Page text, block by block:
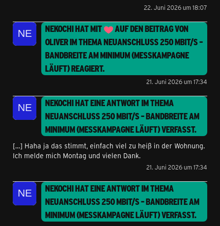
22. Juni 2026 um 18:07
NEKOCHIHAT MIT
AUF DEN BEITRAG VON
OLIVERIM THEMANEUANSCHLUSS 250 MBIT/S –
BANDBREITE AM MINIMUM (MESSKAMPAGNE
LÄUFT)REAGIERT.
21. Juni 2026 um 17:34
NEKOCHIHAT EINE ANTWORT IM THEMA
NEUANSCHLUSS 250 MBIT/S – BANDBREITE AM
MINIMUM (MESSKAMPAGNE LÄUFT)VERFASST.
[…] Haha ja das stimmt, einfach viel zu heiß in der Wohnung.
Ich melde mich Montag und vielen Dank.
21. Juni 2026 um 17:34
NEKOCHIHAT EINE ANTWORT IM THEMA
NEUANSCHLUSS 250 MBIT/S – BANDBREITE AM
MINIMUM (MESSKAMPAGNE LÄUFT)VERFASST.